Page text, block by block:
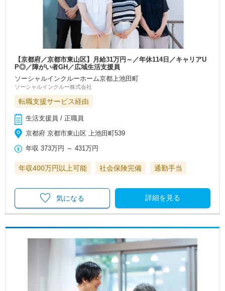
【京都府／京都市東山区】月給31万円～／年休114日／キャリアU
P◎／障がい者GH／広域生活支援員
ソーシャルインクルーホーム京都上池田町
ソーシャルインクルー株式会社
転職支援サービス経由
生活支援員 / 正職員
京都府 京都市東山区 上池田町539
年収 373万円 ～431万円
年収400万円以上可能 社会保険完備 通勤手当
詳細を見る
気になる